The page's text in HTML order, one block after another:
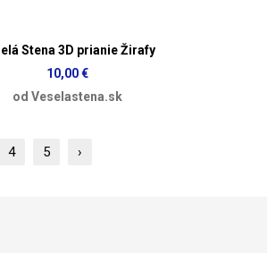
Stena 3D prianie Žirafy
10,00 €
od Veselastena.sk
4 5 ›